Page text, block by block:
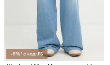
-5%* с код: FS